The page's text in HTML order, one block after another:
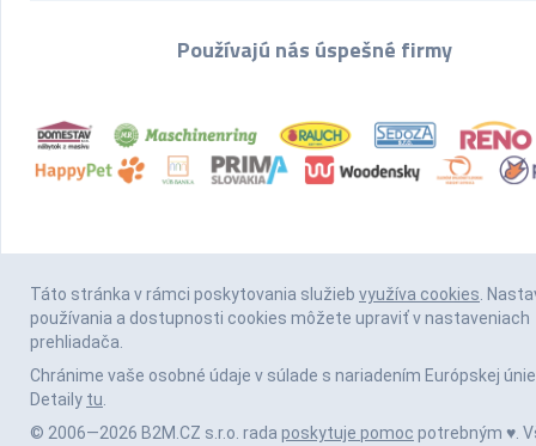
Používajú nás úspešné firmy
Táto stránka v rámci poskytovania služieb využíva cookies.
používania a dostupnosti cookies môžete upraviť v nastaveniach
prehliadača.
Chránime vaše osobné údaje v súlade s nariadením Európskej únie
Detaily tu.
© 2006—2026 B2M.CZ s.r.o. rada poskytuje pomoc potrebným ♥️.